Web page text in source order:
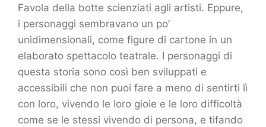
Favola della botte scienziati agli artisti. Eppure,
i personaggi sembravano un po’
unidimensionali, come figure di cartone in un
elaborato spettacolo teatrale. I personaggi di
questa storia sono così ben sviluppati e
accessibili che non puoi fare a meno di sentirti lì
con loro, vivendo le loro gioie e le loro difficoltà
come se le stessi vivendo di persona, e tifando